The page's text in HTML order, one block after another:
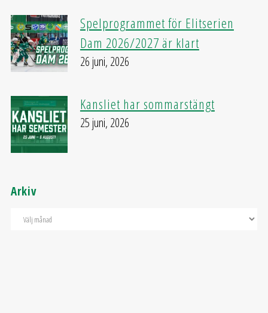
Spelprogrammet för Elitserien
Dam 2026/2027 är klart
26 juni, 2026
Kansliet har sommarstängt
25 juni, 2026
Arkiv